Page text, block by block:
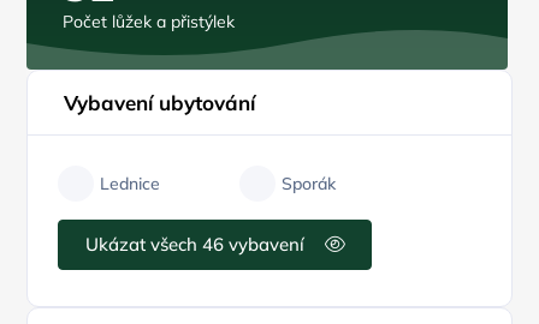
Počet lůžek a přistýlek
Vybavení ubytování
Lednice Sporák
Ukázat všech 46 vybavení